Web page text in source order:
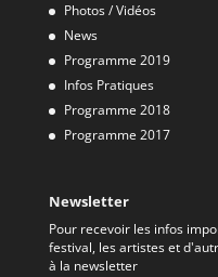
Photos / Vidéos
News
Programme 2019
Infos Pratiques
Programme 2018
Programme 2017
Newsletter
Pour recevoir les infos
festival, les artistes et
à la newsletter